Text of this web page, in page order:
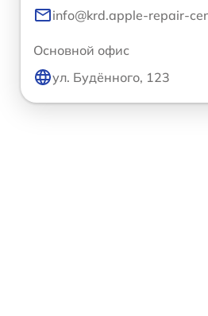
info@krd.apple-repair-
Основной офис
ул. Будённого, 123